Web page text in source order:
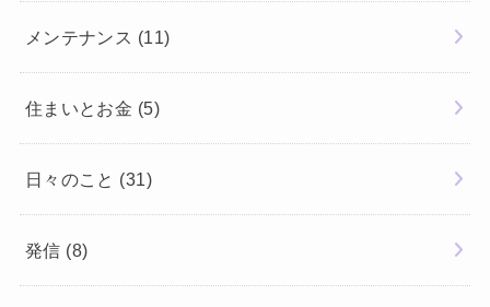
メンテナンス (11)
住まいとお金 (5)
日々のこと (31)
発信 (8)